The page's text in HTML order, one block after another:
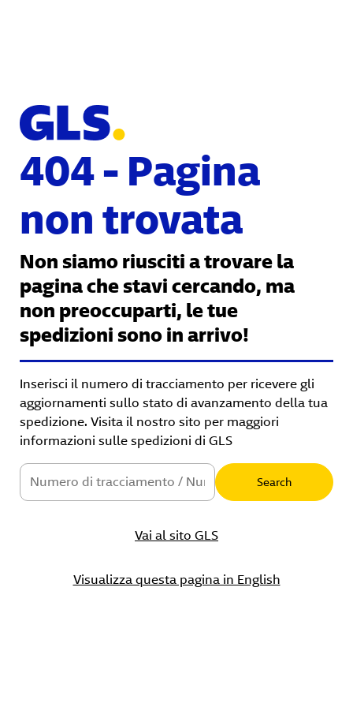
404 - Pagina
non trovata
Non siamo riusciti a trovare la
pagina che stavi cercando, ma
non preoccuparti, le tue
spedizioni sono in arrivo!
Inserisci il numero di tracciamento per ricevere gli
aggiornamenti sullo stato di avanzamento della tua
spedizione. Visita il nostro sito per maggiori
informazioni sulle spedizioni di GLS
Vai al sito GLS
Visualizza questa pagina in English